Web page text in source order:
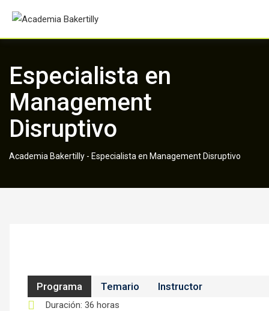
content
Especialista en
Management
Disruptivo
Academia Bakertilly - Especialista en Management Disruptivo
Programa Temario Instructor
Duración: 36 horas